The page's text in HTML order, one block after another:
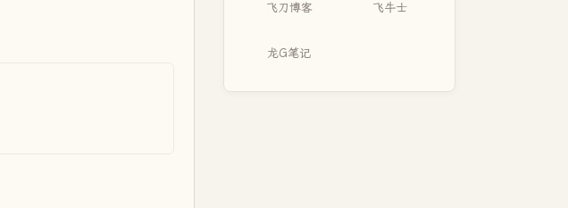
飞刀博客 飞牛士
龙G笔记